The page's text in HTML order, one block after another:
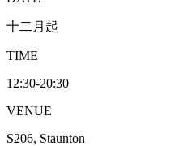
十二月起
TIME
12:30-20:30
VENUE
S206, Staunton